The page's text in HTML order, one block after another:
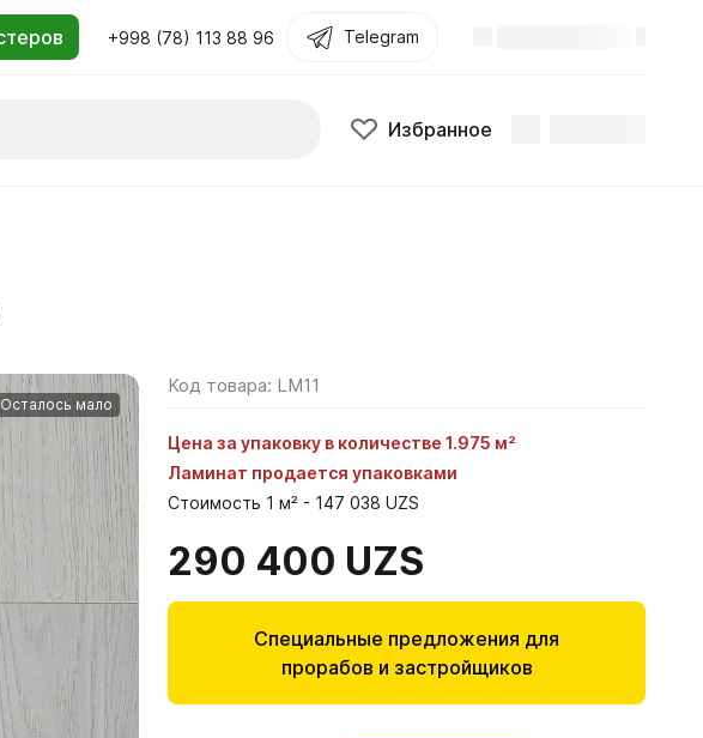
+998 (78) 113 88 96 Telegram
Избранное
Осталось мало
Код товара: LM11
Цена за упаковку в количестве 1.975 м²
Ламинат продается упаковками
Стоимость 1 м² - 147 038 UZS
290 400 UZS
Специальные предложения для
прорабов и застройщиков